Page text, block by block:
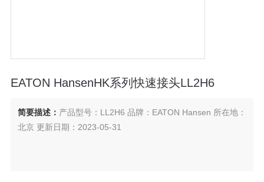
EATON HansenHK系列快速接头LL2H6
简要描述： 产品型号：LL2H6 品牌：EATON Hansen 所在地：
北京 更新日期：2023-05-31